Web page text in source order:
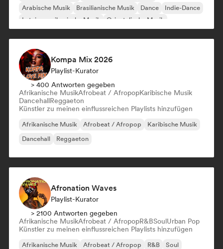
Arabische Musik
Brasilianische Musik Dance
Indie-Dance
Lateinamerikanische Musik
Orientalische Musik
Kompa Mix 2026
Playlist-Kurator
> 400 Antworten gegeben
Afrikanische MusikAfrobeat / AfropopKaribische Musik
DancehallReggaeton
Künstler zu meinen einflussreichen Playlists hinzufügen
Afrikanische Musik Afrobeat / Afropop
Karibische Musik
Dancehall
Reggaeton
Afronation Waves
Playlist-Kurator
> 2100 Antworten gegeben
Afrikanische MusikAfrobeat / AfropopR&BSoulUrban Pop
Künstler zu meinen einflussreichen Playlists hinzufügen
Afrikanische Musik Afrobeat / Afropop R&B
Soul